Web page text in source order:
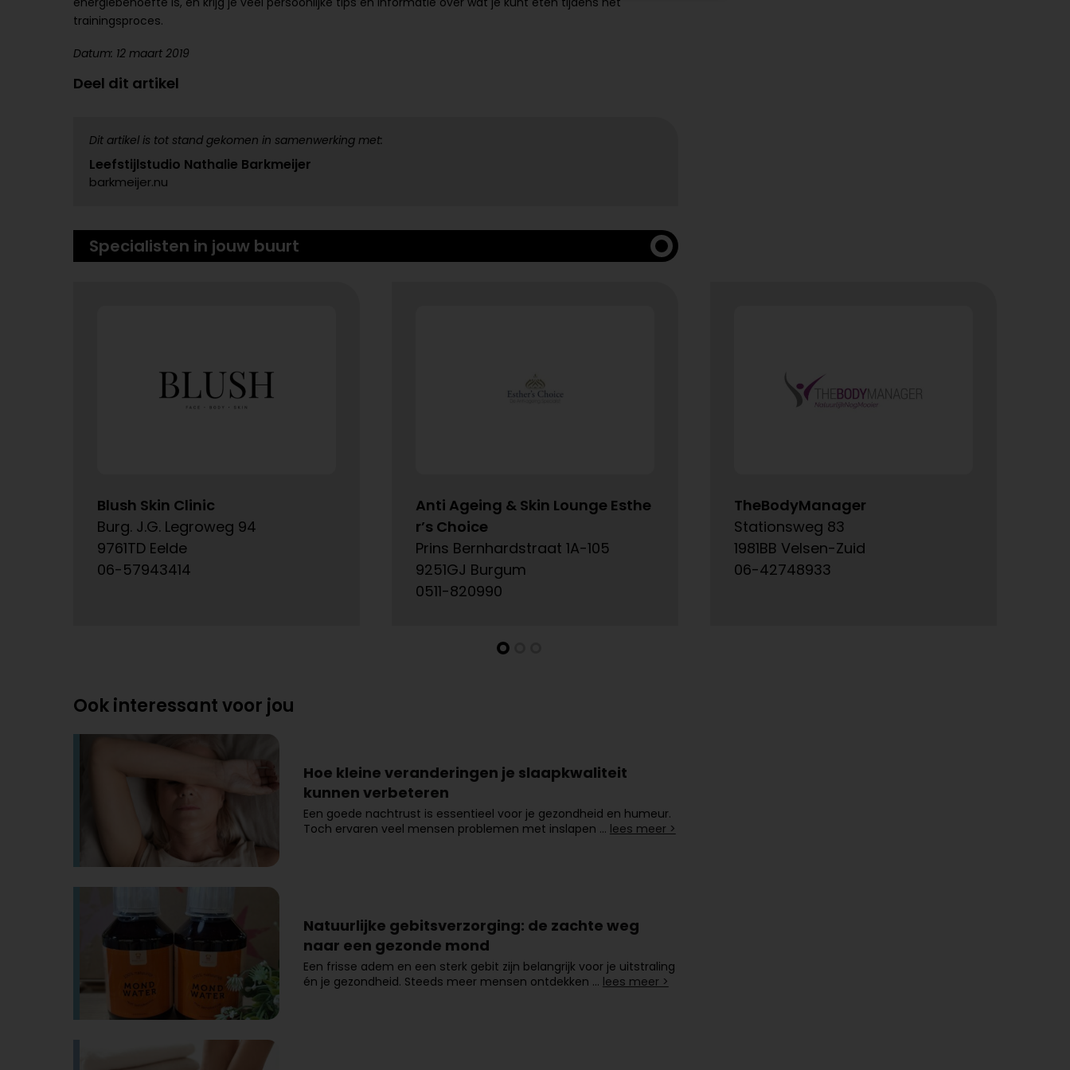
trainingsproces.
Datum: 12 maart 2019
Deel dit artikel
Dit artikel is tot stand gekomen in samenwerking met:
Leefstijlstudio Nathalie Barkmeijer
barkmeijer.nu
Specialisten in jouw buurt
Blush Skin Clinic
Burg. J.G. Legroweg 94
9761TD Eelde
06-57943414
Anti Ageing & Skin Lounge Esthe
r’s Choice
Prins Bernhardstraat 1A-105
9251GJ Burgum
0511-820990
TheBodyManager
Stationsweg 83
1981BB Velsen-Zuid
06-42748933
Ook interessant voor jou
Hoe kleine veranderingen je slaapkwaliteit
kunnen verbeteren
Een goede nachtrust is essentieel voor je gezondheid en humeur.
Toch ervaren veel mensen problemen met inslapen … lees meer >
Natuurlijke gebitsverzorging: de zachte weg
naar een gezonde mond
Een frisse adem en een sterk gebit zijn belangrijk voor je uitstraling
én je gezondheid. Steeds meer mensen ontdekken … lees meer >